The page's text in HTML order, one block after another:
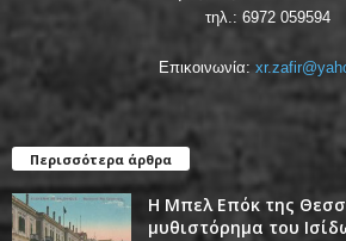
τηλ.: 6972 059594
Επικοινωνία:
Περισσότερα άρθρα
Η Μπελ Επόκ της
μυθιστόρημα του